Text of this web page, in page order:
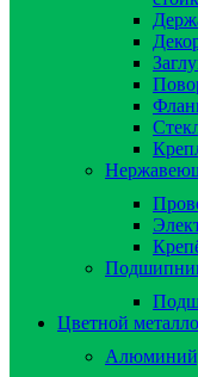
Цветной